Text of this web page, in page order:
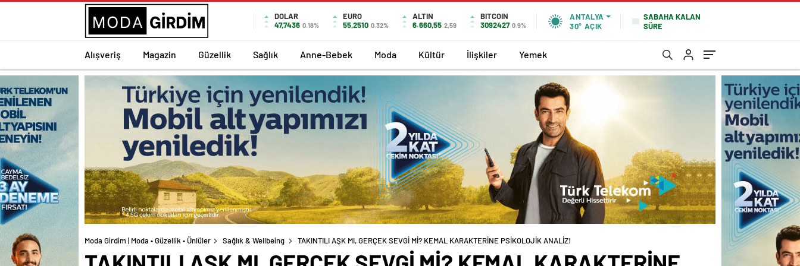
DOLAR
47,7436 0.18%
EURO
55,2510 0.32%
ALTIN
6.660,55 2,59
BITCOIN
3092427 0.9%
ANTALYA
30° AÇIK
SABAHA KALAN
SÜRE
Alışveriş Magazin Güzellik Sağlık Anne-Bebek Moda Kültür İlişkiler Yemek
Moda Girdim | Moda • Güzellik • Ünlüler Sağlık & Wellbeing TAKINTILI AŞK MI, GERÇEK SEVGİ Mİ? KEMAL KARAKTERİNE PSİKOLOJİK ANALİZ!